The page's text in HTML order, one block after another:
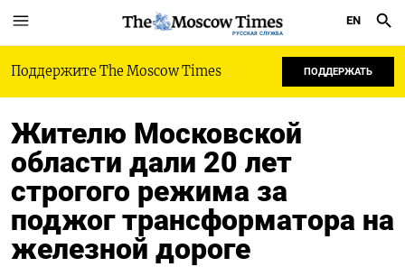
РУССКАЯ СЛУЖБА
EN
Поддержите The Moscow Times ПОДДЕРЖАТЬ
Жителю Московской
области дали 20 лет
строгого режима за
поджог трансформатора на
железной дороге